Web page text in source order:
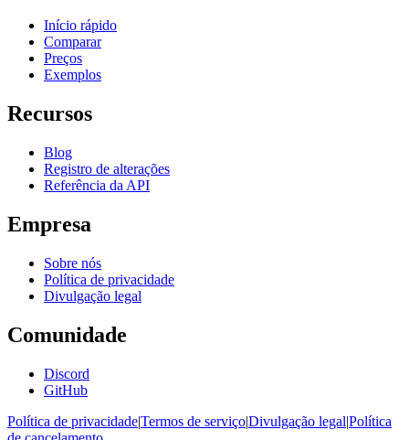
Início rápido
Comparar
Preços
Exemplos
Recursos
Blog
Registro de alterações
Referência da API
Empresa
Sobre nós
Política de privacidade
Divulgação legal
Comunidade
Discord
GitHub
Política de privacidade|Termos de serviço|Divulgação legal|Política